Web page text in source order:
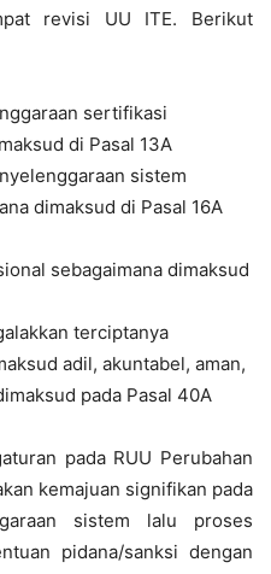
revisi UU ITE. Berikut
sertifikasi
di Pasal 13A
sistem
dimaksud di Pasal 16A
sebagaimana dimaksud
terciptanya
adil, akuntabel, aman,
pada Pasal 40A
pada RUU Perubahan
kemajuan signifikan pada
sistem lalu proses
pidana/sanksi dengan